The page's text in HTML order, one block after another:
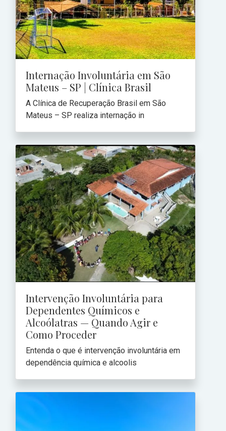
Internação Involuntária em São
Mateus – SP | Clínica Brasil
A Clínica de Recuperação Brasil em São
Mateus – SP realiza internação in
Intervenção Involuntária para
Dependentes Químicos e
Alcoólatras — Quando Agir e
Como Proceder
Entenda o que é intervenção involuntária em
dependência química e alcoolis